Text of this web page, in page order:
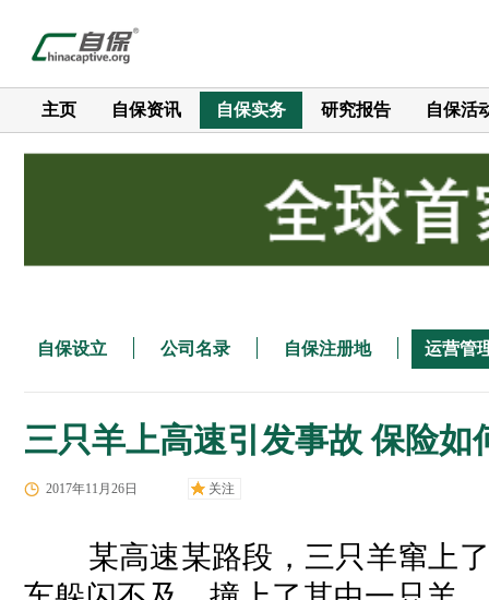
主页 自保资讯 自保实务 研究报告 自保活
自保设立 公司名录 自保注册地 运营管
三只羊上高速引发事故 保险如
2017年11月26日 关注
某高速某路段，三只羊窜上了